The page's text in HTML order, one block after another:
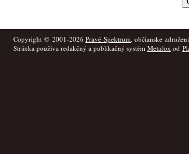
Copyright © 2001-2026 Pravé Spektrum, občianske
Stránka používa redakčný a publikačný systém Metafox od